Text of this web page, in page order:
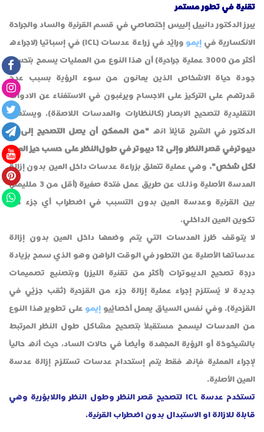
تقنية في تطور مستمر
يبرز الدكتور دانييل إلييس إختصاصي في قسم القرنية والساد والجراحة
الانكسارية في إيمو
ورائد في زراعة عدسات (ICL) في إسباتيا (لاجراءه
أكثر من 3000 عملية جراحية) أن هذا النوع من العمليات يسمح بتحسن
جودة حياة الاشخاص الذين يعانون من سوء الرؤية بسبب عدم
قدرتهم على التركيز على الاجسام ويرغبون في الاستغناء عن الادوات
التقليدية لتصحيح الابصار (كالنظارات والعدسات اللاصقة). ويستطرد
الدكتور في الشرح قائلاً انه
"من الممكن أن يصل التصحيح إلى 18
ديبوترفي قصر النظر وإلى 12 ديبوتر في طولالنظر على حسب حيز العين
لكل شخص". وهي عملية تتعلق بزراعة عدسات داخل العين بدون إزالة
العدسة الأصلية وذلك عن طريق عمل فتحة صغيرة (أقل من 3 ملليمتر)
بين القرنية وعدسة العين بدون التسبب في اضطراب أي جزء من
تكوين العين الداخلي.
لا يتوقف طُرز العدسات التي يتم وضعها داخل العين بدون إزالة
عدساتها الأصلية عن التطور في الوقت الراهن وهو الذي سمح بزيادة
درجة تصحيح الديبوترات (أكثر من تقنية الليزر) وبتصنيع تصميمات
جديدة لا يُستلزم إجراء عملية إزالة جزء من القزحية (ثقب جزئي في
القزحية). وفي نفس السياق يعمل أخصائيو إيمو على تطوير هذا النوع
من العدسات ليسمح مستقبلاً بتصحيح مشاكل طول النظر المرتبط
بالشيخوخة أو الرؤية المجهدة وأيضاً في حالات الساد، حيث أنه حالياً
لإجراء العملية فإنه فقط يتم إستحدام عدسات تستلزم إزالة عدسة
العين الأصلية.
تستخدم عدسة ICL لتصحيح قصر النظر وطول النظر واللابؤرية وهي
قابلة للازالة او الاستبدال بدون اضطراب القرنية.